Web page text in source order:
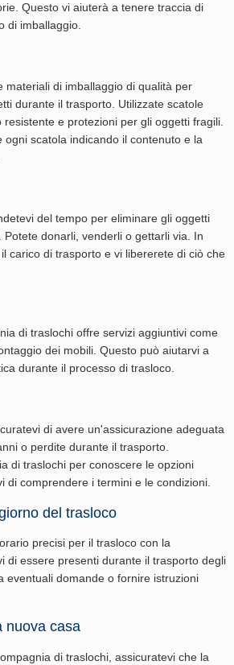
Questo vi aiuterà a tenere traccia di
di imballaggio.
materiali di imballaggio di qualità per
durante il trasporto. Utilizzate scatole
e protezioni per gli oggetti fragili.
ogni scatola indicando il contenuto e la
del tempo per eliminare gli oggetti
donarli, venderli o gettarli via. In
carico di trasporto e vi libererete di ciò che
di traslochi offre servizi aggiuntivi come
dei mobili. Questo può aiutarvi a
durante il processo di trasloco.
di avere un'assicurazione adeguata
o perdite durante il trasporto.
di traslochi per conoscere le opzioni
di comprendere i termini e le condizioni.
del trasloco
precisi per il trasloco con la
di essere presenti durante il trasporto degli
eventuali domande o fornire istruzioni
nuova casa
di traslochi, assicuratevi che la